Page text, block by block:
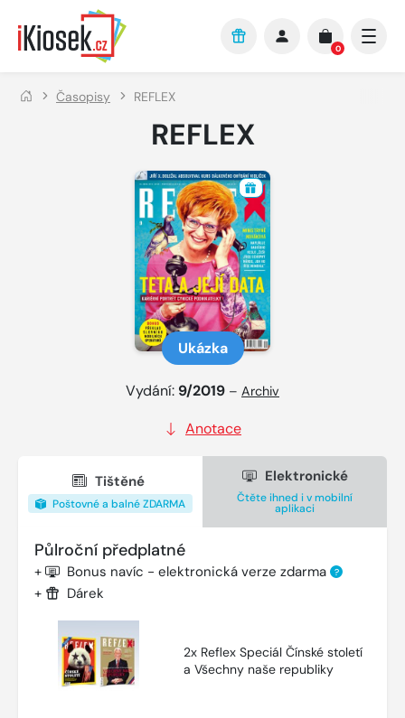
Přejít na hlavní obsah
0
Časopisy REFLEX
REFLEX
Ukázka
Vydání: 9/2019 – Archiv
Anotace
Tištěné
Poštovné a balné ZDARMA
Elektronické
Čtěte ihned i v mobilní
aplikaci
Půlroční předplatné
+ Bonus navíc - elektronická verze zdarma ?
+ Dárek
2x Reflex Speciál Čínské století
a Všechny naše republiky